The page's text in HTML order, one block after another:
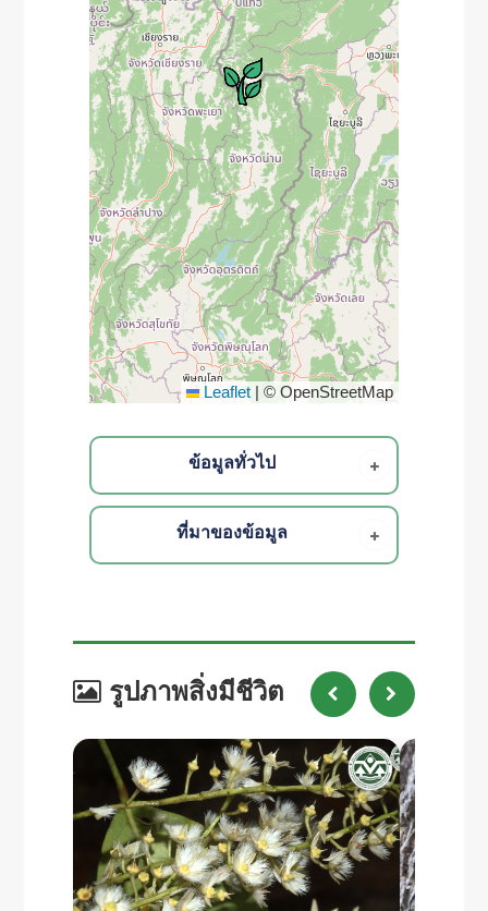
Leaflet © OpenStreetMap
ข้อมูลทั่วไป
ที่มาของข้อมูล
รูปภาพสิ่งมีชีวิต